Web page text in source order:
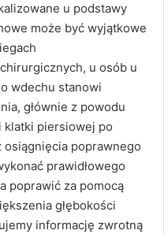
u podstawy
może być wyjątkowe
u osób u
wdechu stanowi
głównie z powodu
klatki piersiowej po
poprawnego
prawidłowego
poprawić za pomocą
głębokości
informację zwrotną